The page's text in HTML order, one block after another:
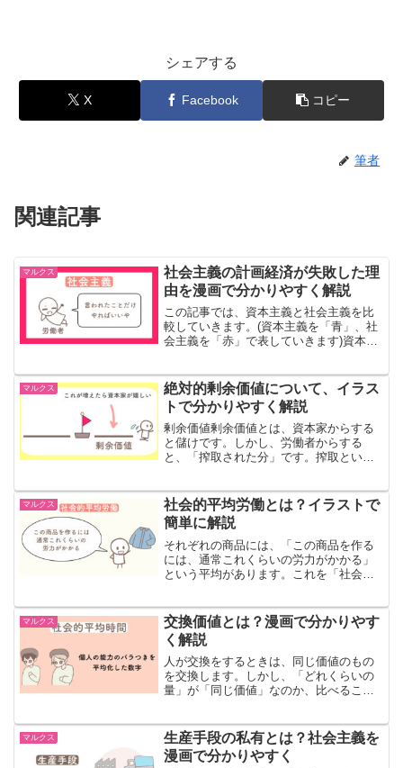
シェアする
X Facebook コピー
筆者
関連記事
マルクス
社会主義の計画経済が失敗した理
由を漫画で分かりやすく解説
この記事では、資本主義と社会主義を比
較していきます。(資本主義を「青」、社
会主義を「赤」で表していきます)資本主
けお金を稼げるので、みんながモチベー
ションをもって働くこ...
マルクス
絶対的剰余価値について、イラス
トで分かりやすく解説
剰余価値剰余価値とは、資本家からする
と儲けです。しかし、労働者からする
と、「搾取された分」です。搾取という
す。剰余価値は、労働者が給料をもらえ
ない分の労働です。働くことを...
マルクス
社会的平均労働とは？イラストで
簡単に解説
それぞれの商品には、「この商品を作る
には、通常これくらいの労力がかかる」
という平均があります。これを「社会的
遅い人もいます。例えば、服を作るとし
ます。 Aさんは、60分...
マルクス
交換価値とは？漫画で分かりやす
く解説
人が交換をするときは、同じ価値のもの
を交換します。しかし、「どれくらいの
量」が「同じ価値」なのか、比べること
す。交換人が交換をしたい時、同じ価値
のものを交換します。しか...
マルクス
生産手段の私有とは？社会主義を
漫画で分かりやすく